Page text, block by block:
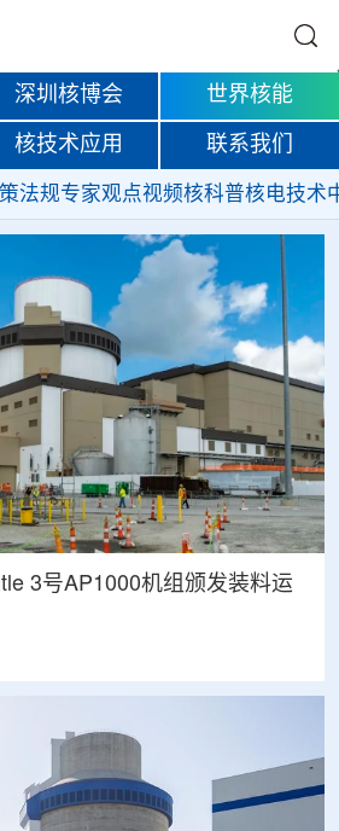
深圳核博会 世界核能
核技术应用 联系我们
法规专家观点视频核科普核电技术
3号AP1000机组颁发装料运